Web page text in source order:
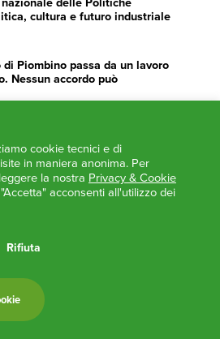
cultura e futuro industriale
Piombino passa da un lavoro
Nessun accordo può
delle istituzioni”
TOSCANA TRACCIA LA
– Un’occasione da cogliere
primo incontro del Pd a
cookie tecnici e di
in maniera anonima. Per
la nostra Privacy & Cookie
acconsenti all'utilizzo dei
Rifiuta